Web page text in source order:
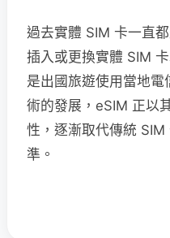
過去實體 SIM 卡一直
插入或更換實體 SIM
是出國旅遊使用當地
術的發展，eSIM 正以
性，逐漸取代傳統
準。